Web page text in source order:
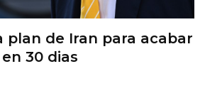
plan de Iran para acabar
30 dias